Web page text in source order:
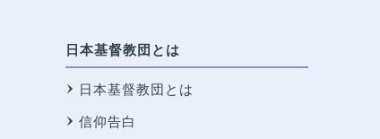
日本基督教団とは
日本基督教団とは
信仰告白